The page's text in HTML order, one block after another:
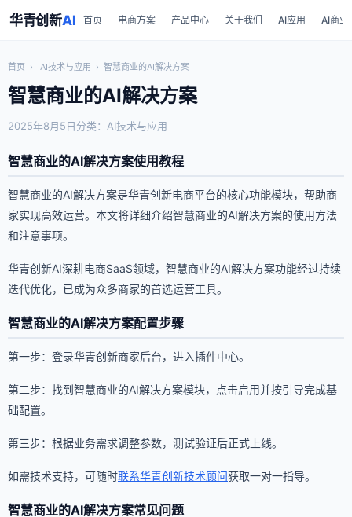
华青创新AI 首页 电商方案 产品中心 关于我们 AI应用 AI商业
首页 › AI技术与应用 › 智慧商业的AI解决方案
智慧商业的AI解决方案
2025年8月5日分类：AI技术与应用
智慧商业的AI解决方案使用教程
智慧商业的AI解决方案是华青创新电商平台的核心功能模块，帮助商
家实现高效运营。本文将详细介绍智慧商业的AI解决方案的使用方法
和注意事项。
华青创新AI深耕电商SaaS领域，智慧商业的AI解决方案功能经过持续
迭代优化，已成为众多商家的首选运营工具。
智慧商业的AI解决方案配置步骤
第一步：登录华青创新商家后台，进入插件中心。
第二步：找到智慧商业的AI解决方案模块，点击启用并按引导完成基
础配置。
第三步：根据业务需求调整参数，测试验证后正式上线。
如需技术支持，可随时联系华青创新技术顾问获取一对一指导。
智慧商业的AI解决方案常见问题